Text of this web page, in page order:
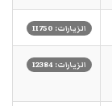
الزيارات: 11750
الزيارات: 12384